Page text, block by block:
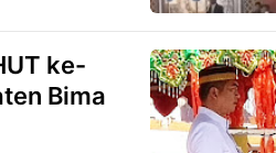
ke-
Bima